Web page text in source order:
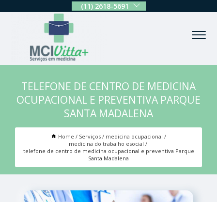
(11) 2618-5691
TELEFONE DE CENTRO DE MEDICINA
OCUPACIONAL E PREVENTIVA PARQUE
SANTA MADALENA
Home Serviços
medicina ocupacional
medicina do trabalho esocial
telefone de centro de medicina ocupacional e preventiva Parque
Santa Madalena